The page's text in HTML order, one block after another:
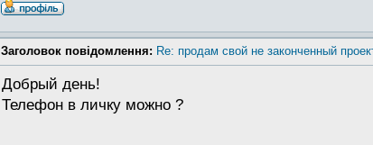
Заголовок повідомлення: Re: продам свой не законченный
Добрый день!
Телефон в личку можно ?